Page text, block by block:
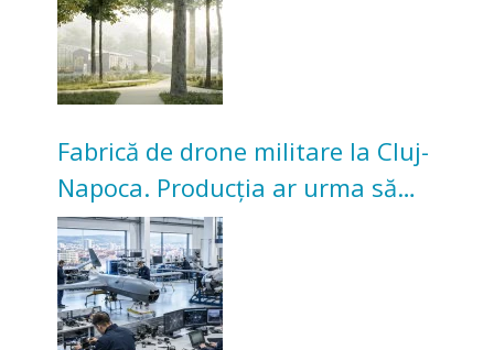
Fabrică de drone militare la Cluj-
Napoca. Producția ar urma să
înceapă în toamna acestui an